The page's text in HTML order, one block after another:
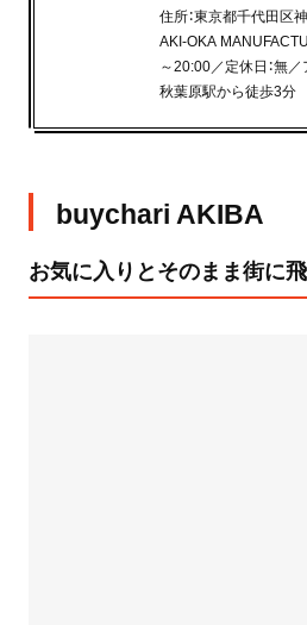
住所：東京都千代田区
AKI-OKA
～20:00／定休日：無／
秋葉原駅から徒歩3分
buychari AKIBA
お気に入りとそのまま街に